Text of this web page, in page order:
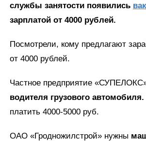
службы занятости появились
зарплатой от 4000 рублей.
Посмотрели, кому предлагают
от 4000 рублей.
Частное предприятие
водителя грузового автомобиля.
платить 4000-5000 руб.
ОАО «Гродножилстрой» нужны